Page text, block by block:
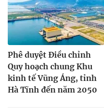
Phê duyệt Điều chỉnh
Quy hoạch chung Khu
kinh tế Vũng Áng, tỉnh
Hà Tĩnh đến năm 2050